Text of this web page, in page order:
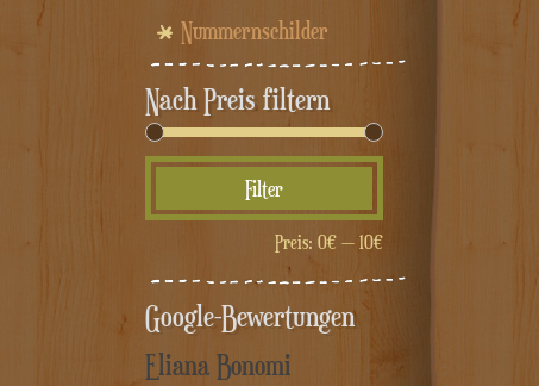
Nummernschilder
Nach Preis filtern
Preis
Preis
Filter
Preis: 0€ — 10€
Google-Bewertungen
Eliana Bonomi